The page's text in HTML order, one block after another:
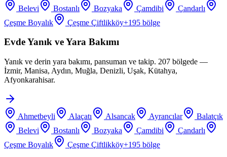
Belevi Bostanlı Bozyaka Çamdibi
Çandarlı
Çeşme Boyalık
Çeşme Çiftlikköy+195 bölge
Evde Yanık ve Yara Bakımı
Yanık ve derin yara bakımı, pansuman ve takip. 207 bölgede —
İzmir, Manisa, Aydın, Muğla, Denizli, Uşak, Kütahya,
Afyonkarahisar.
Ahmetbeyli Alaçatı Alsancak Ayrancılar
Balatçık
Belevi
Bostanlı Bozyaka Çamdibi
Çandarlı
Çeşme Boyalık
Çeşme Çiftlikköy+195 bölge